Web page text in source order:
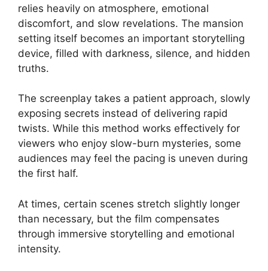
relies heavily on atmosphere, emotional
discomfort, and slow revelations. The mansion
setting itself becomes an important storytelling
device, filled with darkness, silence, and hidden
truths.
The screenplay takes a patient approach, slowly
exposing secrets instead of delivering rapid
twists. While this method works effectively for
viewers who enjoy slow-burn mysteries, some
audiences may feel the pacing is uneven during
the first half.
At times, certain scenes stretch slightly longer
than necessary, but the film compensates
through immersive storytelling and emotional
intensity.